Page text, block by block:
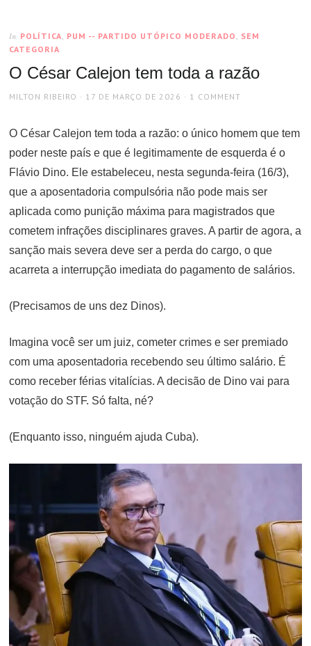
In POLÍTICA PUM -- PARTIDO UTÓPICO MODERADO
SEM
CATEGORIA
O César Calejon tem toda a razão
AUTHOR
MILTON RIBEIRO
POSTED
17 DE MARÇO DE 2026 1 COMMENT
O César Calejon tem toda a razão: o único homem que tem
poder neste país e que é legitimamente de esquerda é o
Flávio Dino. Ele estabeleceu, nesta segunda-feira (16/3),
que a aposentadoria compulsória não pode mais ser
aplicada como punição máxima para magistrados que
cometem infrações disciplinares graves. A partir de agora, a
sanção mais severa deve ser a perda do cargo, o que
acarreta a interrupção imediata do pagamento de salários.
(Precisamos de uns dez Dinos).
Imagina você ser um juiz, cometer crimes e ser premiado
com uma aposentadoria recebendo seu último salário. É
como receber férias vitalícias. A decisão de Dino vai para
votação do STF. Só falta, né?
(Enquanto isso, ninguém ajuda Cuba).